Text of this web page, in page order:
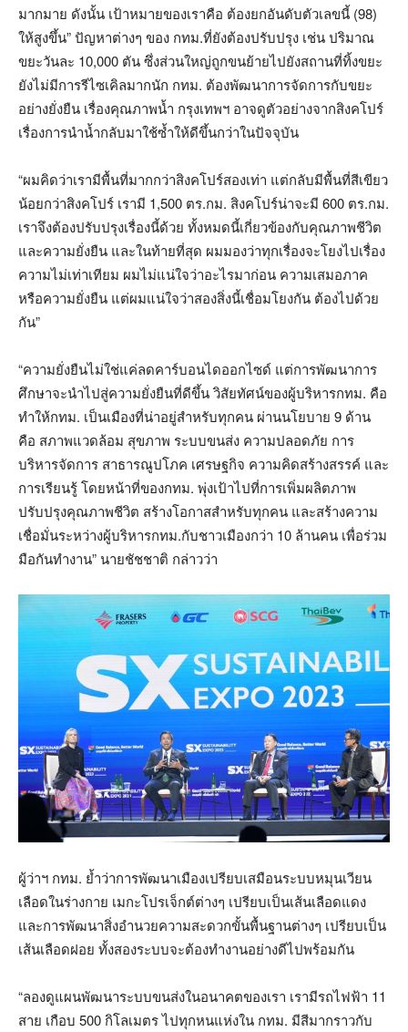
มากมาย ดังนั้น เป้าหมายของเราคือ ต้องยกอันดับตัวเลขนี้ (98)
ให้สูงขึ้น” ปัญหาต่างๆ ของ กทม.ที่ยังต้องปรับปรุง เช่น ปริมาณ
ขยะวันละ 10,000 ตัน ซึ่งส่วนใหญ่ถูกขนย้ายไปยังสถานที่ทิ้งขยะ
ยังไม่มีการรีไซเคิลมากนัก กทม. ต้องพัฒนาการจัดการกับขยะ
อย่างยั่งยืน เรื่องคุณภาพน้ำ กรุงเทพฯ อาจดูตัวอย่างจากสิงคโปร์
เรื่องการนำน้ำกลับมาใช้ซ้ำให้ดีขึ้นกว่าในปัจจุบัน
“ผมคิดว่าเรามีพื้นที่มากกว่าสิงคโปร์สองเท่า แต่กลับมีพื้นที่สีเขียว
น้อยกว่าสิงคโปร์ เรามี 1,500 ตร.กม. สิงคโปร์น่าจะมี 600 ตร.กม.
เราจึงต้องปรับปรุงเรื่องนี้ด้วย ทั้งหมดนี้เกี่ยวข้องกับคุณภาพชีวิต
และความยั่งยืน และในท้ายที่สุด ผมมองว่าทุกเรื่องจะโยงไปเรื่อง
ความไม่เท่าเทียม ผมไม่แน่ใจว่าอะไรมาก่อน ความเสมอภาค
หรือความยั่งยืน แต่ผมแน่ใจว่าสองสิ่งนี้เชื่อมโยงกัน ต้องไปด้วย
กัน”
“ความยั่งยืนไม่ใช่แค่ลดคาร์บอนไดออกไซด์ แต่การพัฒนาการ
ศึกษาจะนำไปสู่ความยั่งยืนที่ดีขึ้น วิสัยทัศน์ของผู้บริหารกทม. คือ
ทำให้กทม. เป็นเมืองที่น่าอยู่สำหรับทุกคน ผ่านนโยบาย 9 ด้าน
คือ สภาพแวดล้อม สุขภาพ ระบบขนส่ง ความปลอดภัย การ
บริหารจัดการ สาธารณูปโภค เศรษฐกิจ ความคิดสร้างสรรค์ และ
การเรียนรู้ โดยหน้าที่ของกทม. พุ่งเป้าไปที่การเพิ่มผลิตภาพ
ปรับปรุงคุณภาพชีวิต สร้างโอกาสสำหรับทุกคน และสร้างความ
เชื่อมั่นระหว่างผู้บริหารกทม.กับชาวเมืองกว่า 10 ล้านคน เพื่อร่วม
มือกันทำงาน” นายชัชชาติ กล่าวว่า
ผู้ว่าฯ กทม. ย้ำว่าการพัฒนาเมืองเปรียบเสมือนระบบหมุนเวียน
เลือดในร่างกาย เมกะโปรเจ็กต์ต่างๆ เปรียบเป็นเส้นเลือดแดง
และการพัฒนาสิ่งอำนวยความสะดวกขั้นพื้นฐานต่างๆ เปรียบเป็น
เส้นเลือดฝอย ทั้งสองระบบจะต้องทำงานอย่างดีไปพร้อมกัน
“ลองดูแผนพัฒนาระบบขนส่งในอนาคตของเรา เรามีรถไฟฟ้า 11
สาย เกือบ 500 กิโลเมตร ไปทุกหนแห่งใน กทม. มีสีมากราวกับ